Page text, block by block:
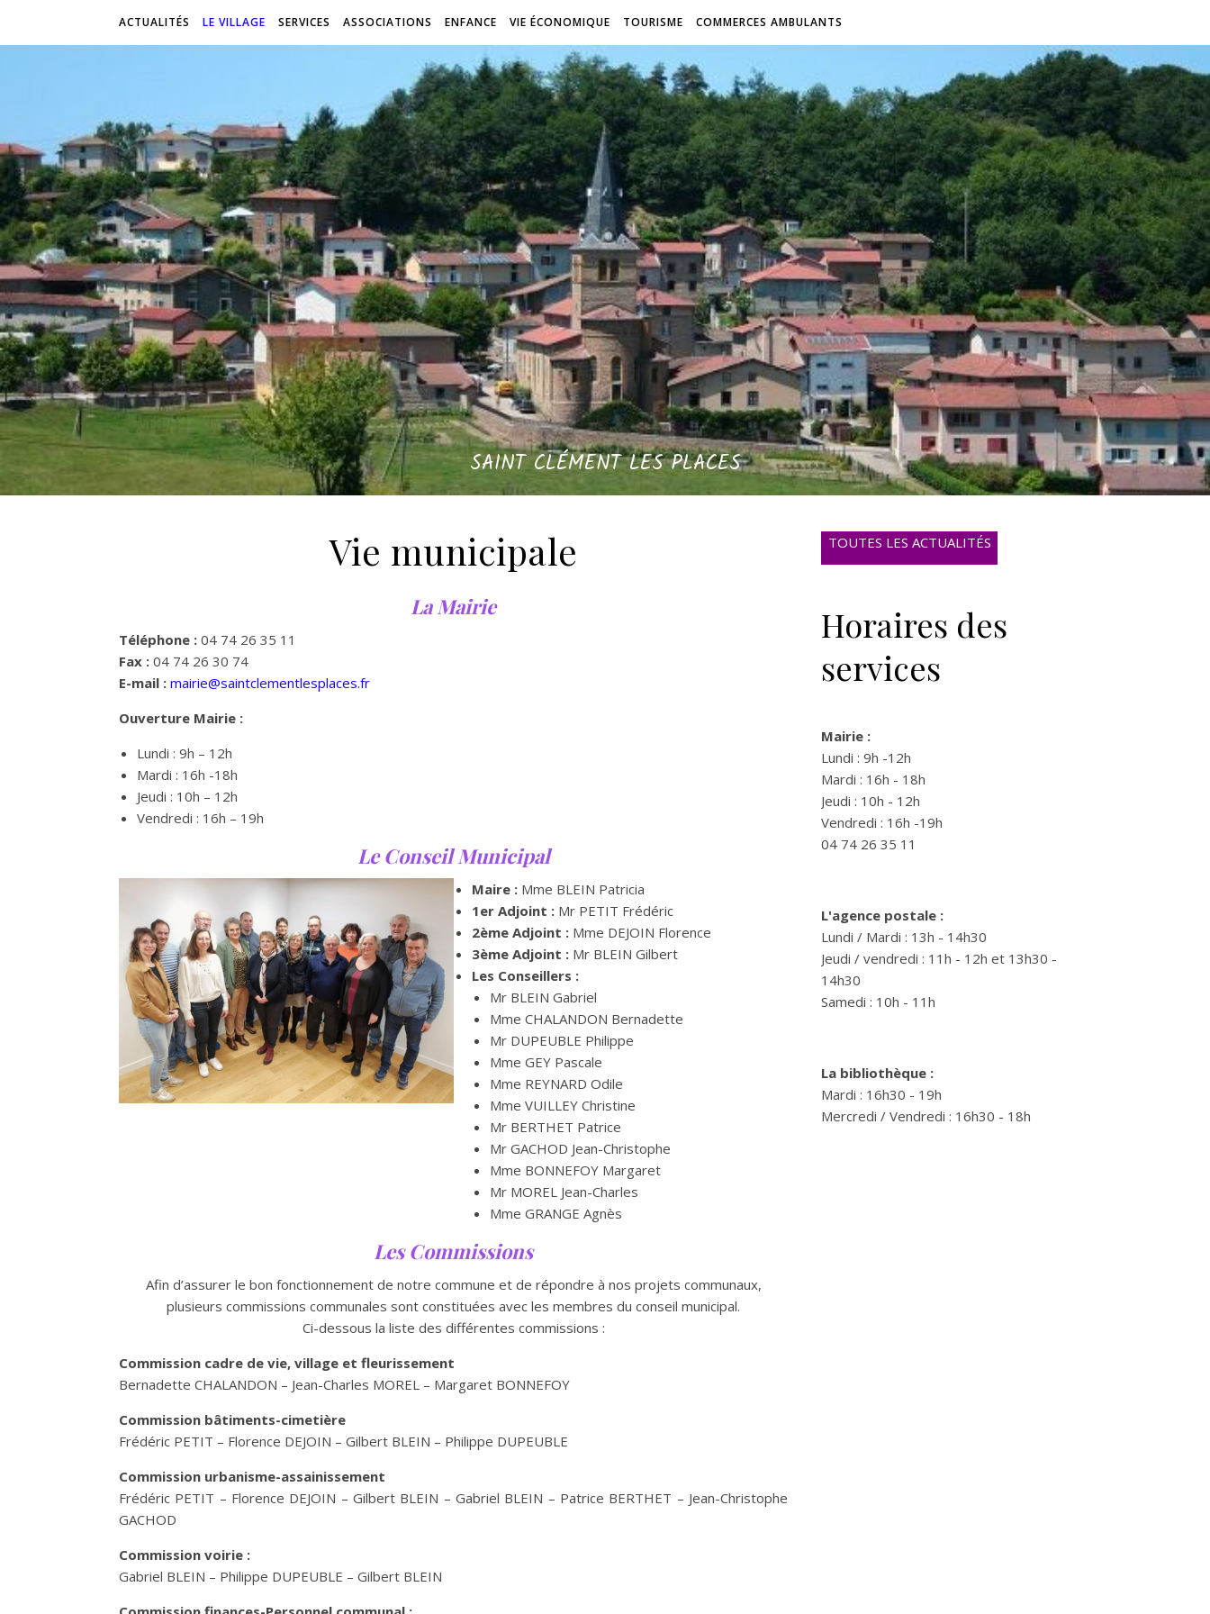
ACTUALITÉS LE VILLAGE SERVICES ASSOCIATIONS ENFANCE VIE ÉCONOMIQUE TOURISME COMMERCES AMBULANTS
SAINT CLÉMENT LES PLACES
Vie municipale
La Mairie
Téléphone : 04 74 26 35 11
Fax : 04 74 26 30 74
E-mail : mairie@saintclementlesplaces.fr
Ouverture Mairie :
Lundi : 9h – 12h
Mardi : 16h -18h
Jeudi : 10h – 12h
Vendredi : 16h – 19h
Le Conseil Municipal
Maire :Mme BLEIN Patricia
1er Adjoint :Mr PETIT Frédéric
2ème Adjoint : Mme DEJOIN Florence
3ème Adjoint : Mr BLEIN Gilbert
Les Conseillers :
Mr BLEIN Gabriel
Mme CHALANDON Bernadette
Mr DUPEUBLE Philippe
Mme GEY Pascale
Mme REYNARD Odile
Mme VUILLEY Christine
Mr BERTHET Patrice
Mr GACHOD Jean-Christophe
Mme BONNEFOY Margaret
Mr MOREL Jean-Charles
Mme GRANGE Agnès
Les Commissions
Afin d’assurer le bon fonctionnement de notre commune et de répondre à nos projets communaux,
plusieurs commissions communales sont constituées avec les membres du conseil municipal.
Ci-dessous la liste des différentes commissions :
Commission cadre de vie, village et fleurissement
Bernadette CHALANDON – Jean-Charles MOREL – Margaret BONNEFOY
Commission bâtiments-cimetière
Frédéric PETIT – Florence DEJOIN – Gilbert BLEIN – Philippe DUPEUBLE
Commission urbanisme-assainissement
Frédéric PETIT – Florence DEJOIN – Gilbert BLEIN – Gabriel BLEIN – Patrice BERTHET – Jean-Christophe
GACHOD
Commission voirie :
Gabriel BLEIN – Philippe DUPEUBLE – Gilbert BLEIN
TOUTES LES ACTUALITÉS
Horaires des
services
Mairie :
Lundi : 9h -12h
Mardi : 16h - 18h
Jeudi : 10h - 12h
Vendredi : 16h -19h
04 74 26 35 11
L'agence postale :
Lundi / Mardi : 13h - 14h30
Jeudi / vendredi : 11h - 12h et 13h30 -
14h30
Samedi : 10h - 11h
La bibliothèque :
Mardi : 16h30 - 19h
Mercredi / Vendredi : 16h30 - 18h